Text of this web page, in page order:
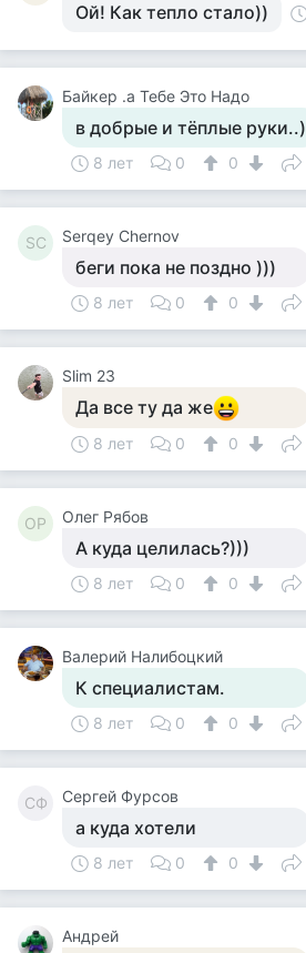
Ой! Как тепло стало))
Байкер .а Тебе Это Надо
в добрые и тёплые руки..)
8 лет 0 0
SC Serqey Chernov
беги пока не поздно )))
8 лет 0 0
Slim 23
Да все ту да же
8 лет 0 0
ОР Олег Рябов
А куда целилась?)))
8 лет 0 0
Валерий Налибоцкий
К специалистам.
8 лет 0 0
СФ Сергей Фурсов
а куда хотели
8 лет 0 0
Андрей